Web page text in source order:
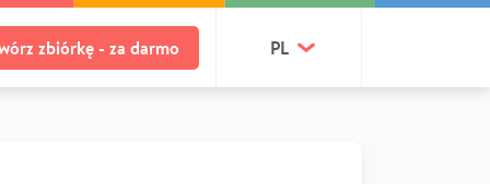
zbiórkę - za darmo PL